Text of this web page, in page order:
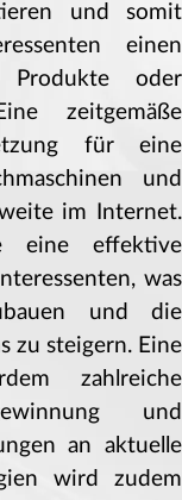
und somit
einen
oder
zeitgemäße
für eine
und
im Internet.
eine effektive
was
und die
zu steigern. Eine
zahlreiche
und
an aktuelle
wird zudem